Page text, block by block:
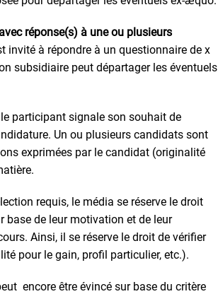
réponse(s) à une ou plusieurs
invité à répondre à un questionnaire de x
subsidiaire peut départager les éventuels
participant signale son souhait de
Un ou plusieurs candidats sont
exprimées par le candidat (originalité
requis, le média se réserve le droit
base de leur motivation et de leur
Ainsi, il se réserve le droit de vérifier
pour le gain, profil particulier, etc.).
encore être évincé sur base du critère